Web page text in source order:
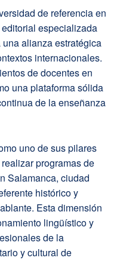
de referencia en
especializada
alianza estratégica
internacionales.
de docentes en
una plataforma sólida
de la enseñanza
uno de sus pilares
programas de
Salamanca, ciudad
histórico y
Esta dimensión
lingüístico y
de la
y cultural de